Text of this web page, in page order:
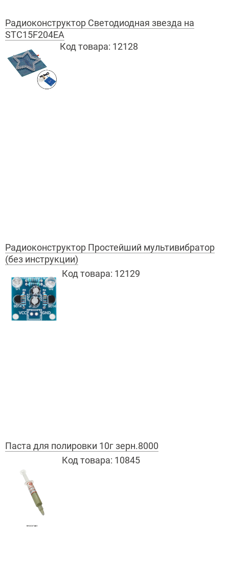
Радиоконструктор Светодиодная звезда на
STC15F204EA
Код товара: 12128
Радиоконструктор Простейший мультивибратор
(без инструкции)
Код товара: 12129
Паста для полировки 10г зерн.8000
Код товара: 10845